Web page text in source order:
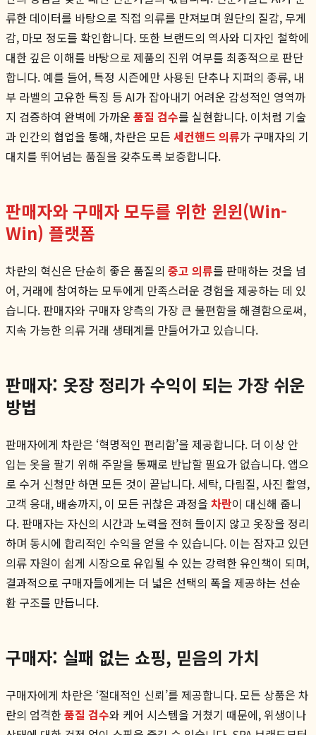
류한 데이터를 바탕으로 직접 의류를 만져보며 원단의 질감, 무게
감, 마모 정도를 확인합니다. 또한 브랜드의 역사와 디자인 철학에
대한 깊은 이해를 바탕으로 제품의 진위 여부를 최종적으로 판단
합니다. 예를 들어, 특정 시즌에만 사용된 단추나 지퍼의 종류, 내
부 라벨의 고유한 특징 등 AI가 잡아내기 어려운 감성적인 영역까
지 검증하여 완벽에 가까운 품질 검수를 실현합니다. 이처럼 기술
과 인간의 협업을 통해, 차란은 모든 세컨핸드 의류가 구매자의 기
대치를 뛰어넘는 품질을 갖추도록 보증합니다.
판매자와 구매자 모두를 위한 윈윈(Win-
Win) 플랫폼
차란의 혁신은 단순히 좋은 품질의 중고 의류를 판매하는 것을 넘
어, 거래에 참여하는 모두에게 만족스러운 경험을 제공하는 데 있
습니다. 판매자와 구매자 양측의 가장 큰 불편함을 해결함으로써,
지속 가능한 의류 거래 생태계를 만들어가고 있습니다.
판매자: 옷장 정리가 수익이 되는 가장 쉬운
방법
판매자에게 차란은 ‘혁명적인 편리함’을 제공합니다. 더 이상 안
입는 옷을 팔기 위해 주말을 통째로 반납할 필요가 없습니다. 앱으
로 수거 신청만 하면 모든 것이 끝납니다. 세탁, 다림질, 사진 촬영,
고객 응대, 배송까지, 이 모든 귀찮은 과정을 차란이 대신해 줍니
다. 판매자는 자신의 시간과 노력을 전혀 들이지 않고 옷장을 정리
하며 동시에 합리적인 수익을 얻을 수 있습니다. 이는 잠자고 있던
의류 자원이 쉽게 시장으로 유입될 수 있는 강력한 유인책이 되며,
결과적으로 구매자들에게는 더 넓은 선택의 폭을 제공하는 선순
환 구조를 만듭니다.
구매자: 실패 없는 쇼핑, 믿음의 가치
구매자에게 차란은 ‘절대적인 신뢰’를 제공합니다. 모든 상품은 차
란의 엄격한품질 검수와 케어 시스템을 거쳤기 때문에, 위생이나